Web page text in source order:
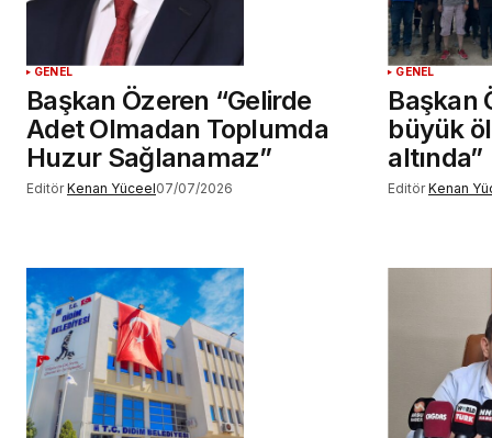
GENEL
Başkan Özeren “Gelirde
Adet Olmadan Toplumda
Huzur Sağlanamaz”
Editör Kenan Yüceel07/07/2026
GENEL
Başkan
büyük
altında”
Editör Kenan